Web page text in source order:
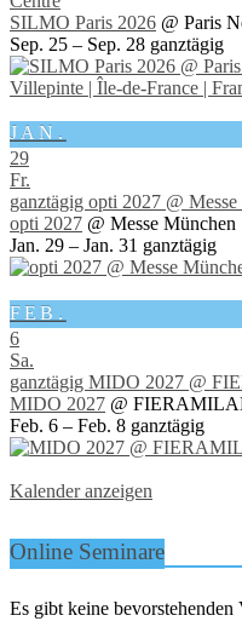
SILMO Paris 2026 @ Paris
Sep. 25 – Sep. 28 ganztägig
JAN.
29
Fr.
ganztägig opti 2027 @
opti 2027 @ Messe München
Jan. 29 – Jan. 31 ganztägig
FEB.
6
Sa.
ganztägig MIDO 2027 @
MIDO 2027 @
Feb. 6 – Feb. 8 ganztägig
Kalender anzeigen
Online Seminare
Es gibt keine bevorstehenden